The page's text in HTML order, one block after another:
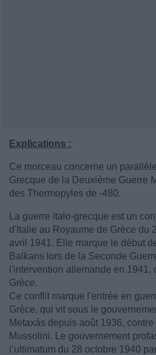
Explications :
Ce morceau concerne un
Grecque de la Deuxième Guerre
des Thermopyles de -480.
La guerre italo-grecque est un
d'Italie au Royaume de Grèce du
avril 1941. Elle marque le début
Balkans lors de la Seconde
l'intervention allemande en 1941,
Grèce.
Ce conflit marque l'entrée en
Grèce, qui vit sous le
Metaxás depuis août 1936,
Mussolini. Le gouvernement
l’ultimatum du 28 octobre 1940